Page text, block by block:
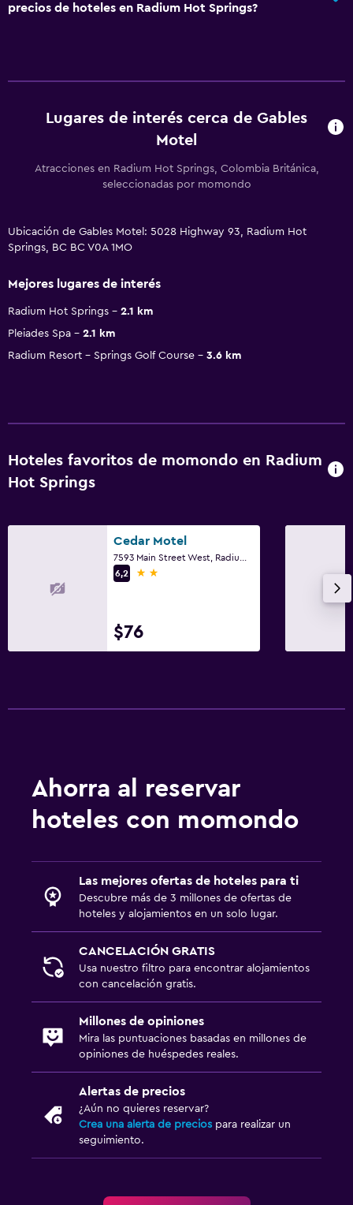
precios de hoteles en Radium Hot Springs?
Lugares de interés cerca de Gables
Motel
Atracciones en Radium Hot Springs, Colombia Británica,
seleccionadas por momondo
Ubicación de Gables Motel: 5028 Highway 93, Radium Hot
Springs, BC BC V0A 1MO
Mejores lugares de interés
Radium Hot Springs
2.1 km
Pleiades Spa
2.1 km
Radium Resort - Springs Golf Course
3.6 km
Hoteles favoritos de momondo en Radium
Hot Springs
Cedar Motel
6,2
2 estrellas
$76
Ahorra al reservar
hoteles con momondo
Las mejores ofertas de hoteles para ti
Descubre más de 3 millones de ofertas de
hoteles y alojamientos en un solo lugar.
CANCELACIÓN GRATIS
Usa nuestro filtro para encontrar alojamientos
con cancelación gratis.
Millones de opiniones
Mira las puntuaciones basadas en millones de
opiniones de huéspedes reales.
Alertas de precios
¿Aún no quieres reservar?
Crea una alerta de precios para realizar un
seguimiento.